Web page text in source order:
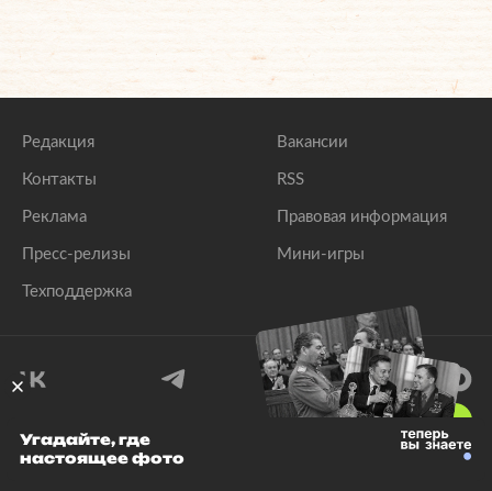
Редакция
Контакты
Реклама
Пресс-релизы
Техподдержка
Вакансии
RSS
Правовая информация
Мини-игры
© 1999–2026 Все права защищены.
Угадайте, где
настоящее фото